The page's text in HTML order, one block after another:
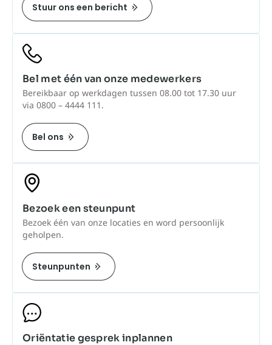
Stuur ons een bericht
Bel met één van onze medewerkers
Bereikbaar op werkdagen tussen 08.00 tot 17.30 uur
via 0800 – 4444 111.
Bel ons
Bezoek een steunpunt
Bezoek één van onze locaties en word persoonlijk
geholpen.
Steunpunten
Oriëntatie gesprek inplannen